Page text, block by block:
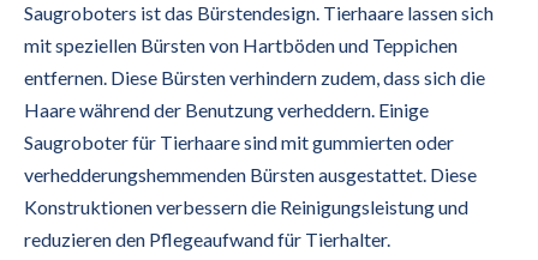
Saugroboters ist das Bürstendesign. Tierhaare lassen sich
mit speziellen Bürsten von Hartböden und Teppichen
entfernen. Diese Bürsten verhindern zudem, dass sich die
Haare während der Benutzung verheddern. Einige
Saugroboter für Tierhaare sind mit gummierten oder
verhedderungshemmenden Bürsten ausgestattet. Diese
Konstruktionen verbessern die Reinigungsleistung und
reduzieren den Pflegeaufwand für Tierhalter.